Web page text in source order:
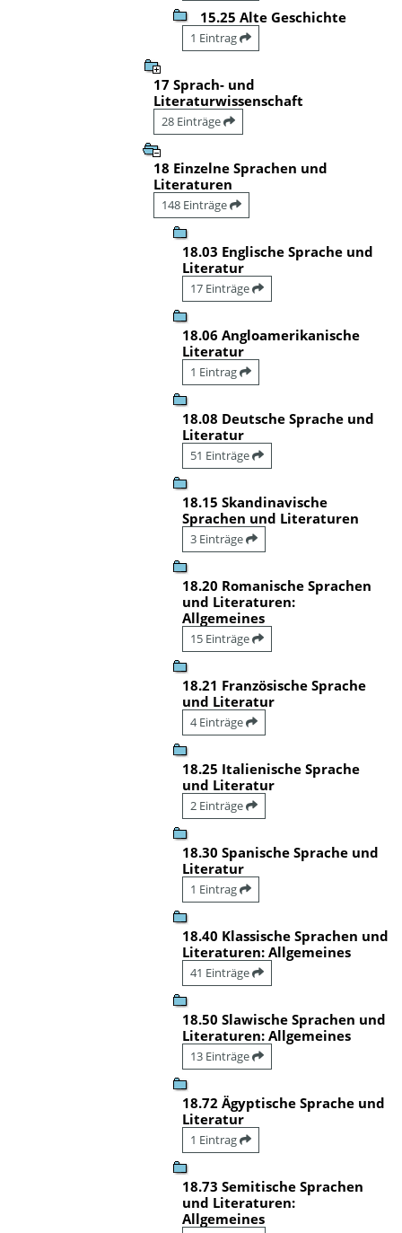
15.25 Alte Geschichte
1 Eintrag
17 Sprach- und
Literaturwissenschaft
28 Einträge
18 Einzelne Sprachen und
Literaturen
148 Einträge
18.03 Englische Sprache und
Literatur
17 Einträge
18.06 Angloamerikanische
Literatur
1 Eintrag
18.08 Deutsche Sprache und
Literatur
51 Einträge
18.15 Skandinavische
Sprachen und Literaturen
3 Einträge
18.20 Romanische Sprachen
und Literaturen:
Allgemeines
15 Einträge
18.21 Französische Sprache
und Literatur
4 Einträge
18.25 Italienische Sprache
und Literatur
2 Einträge
18.30 Spanische Sprache und
Literatur
1 Eintrag
18.40 Klassische Sprachen und
Literaturen: Allgemeines
41 Einträge
18.50 Slawische Sprachen und
Literaturen: Allgemeines
13 Einträge
18.72 Ägyptische Sprache und
Literatur
1 Eintrag
18.73 Semitische Sprachen
und Literaturen:
Allgemeines